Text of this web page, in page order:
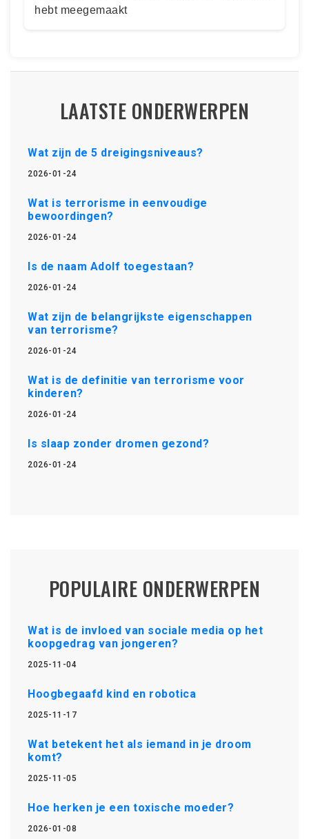
hebt meegemaakt
LAATSTE ONDERWERPEN
Wat zijn de 5 dreigingsniveaus?
2026-01-24
Wat is terrorisme in eenvoudige
bewoordingen?
2026-01-24
Is de naam Adolf toegestaan?
2026-01-24
Wat zijn de belangrijkste eigenschappen
van terrorisme?
2026-01-24
Wat is de definitie van terrorisme voor
kinderen?
2026-01-24
Is slaap zonder dromen gezond?
2026-01-24
POPULAIRE ONDERWERPEN
Wat is de invloed van sociale media op het
koopgedrag van jongeren?
2025-11-04
Hoogbegaafd kind en robotica
2025-11-17
Wat betekent het als iemand in je droom
komt?
2025-11-05
Hoe herken je een toxische moeder?
2026-01-08